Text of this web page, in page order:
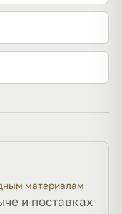
материалам
и поставках